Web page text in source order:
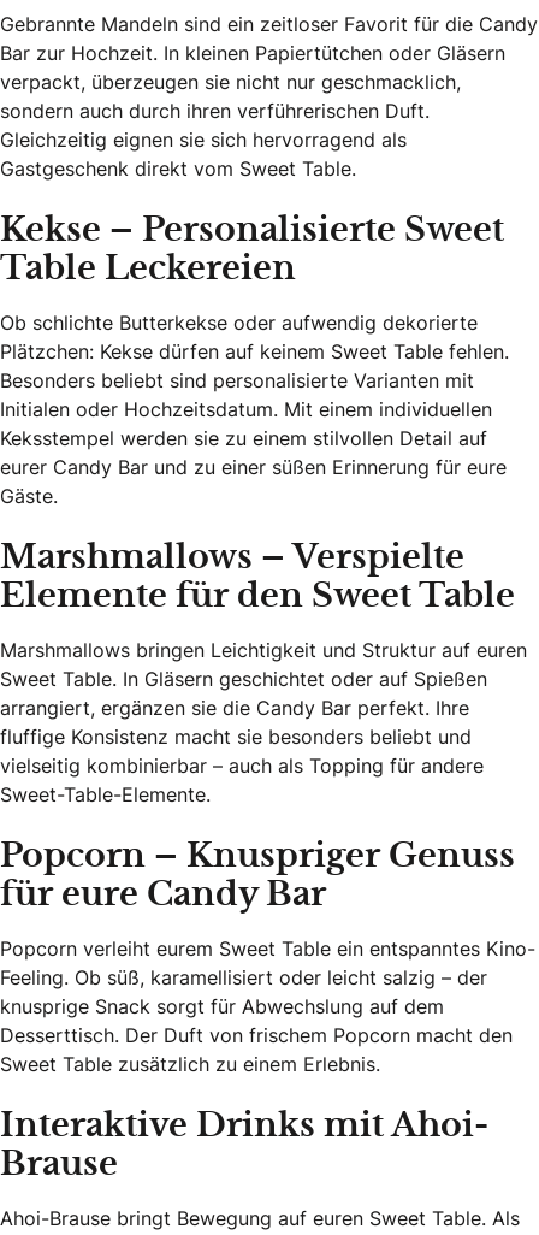
Gebrannte Mandeln sind ein zeitloser Favorit für die Candy
Bar zur Hochzeit. In kleinen Papiertütchen oder Gläsern
verpackt, überzeugen sie nicht nur geschmacklich,
sondern auch durch ihren verführerischen Duft.
Gleichzeitig eignen sie sich hervorragend als
Gastgeschenk direkt vom Sweet Table.
Kekse – Personalisierte Sweet
Table Leckereien
Ob schlichte Butterkekse oder aufwendig dekorierte
Plätzchen: Kekse dürfen auf keinem Sweet Table fehlen.
Besonders beliebt sind personalisierte Varianten mit
Initialen oder Hochzeitsdatum. Mit einem individuellen
Keksstempel werden sie zu einem stilvollen Detail auf
eurer Candy Bar und zu einer süßen Erinnerung für eure
Gäste.
Marshmallows – Verspielte
Elemente für den Sweet Table
Marshmallows bringen Leichtigkeit und Struktur auf euren
Sweet Table. In Gläsern geschichtet oder auf Spießen
arrangiert, ergänzen sie die Candy Bar perfekt. Ihre
fluffige Konsistenz macht sie besonders beliebt und
vielseitig kombinierbar – auch als Topping für andere
Sweet-Table-Elemente.
Popcorn – Knuspriger Genuss
für eure Candy Bar
Popcorn verleiht eurem Sweet Table ein entspanntes Kino-
Feeling. Ob süß, karamellisiert oder leicht salzig – der
knusprige Snack sorgt für Abwechslung auf dem
Desserttisch. Der Duft von frischem Popcorn macht den
Sweet Table zusätzlich zu einem Erlebnis.
Interaktive Drinks mit Ahoi-
Brause
Ahoi-Brause bringt Bewegung auf euren Sweet Table. Als